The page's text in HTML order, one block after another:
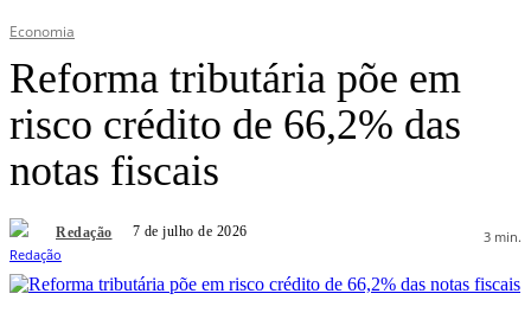
Economia
Reforma tributária põe em
risco crédito de 66,2% das
notas fiscais
Redação 7 de julho de 2026 3 min.